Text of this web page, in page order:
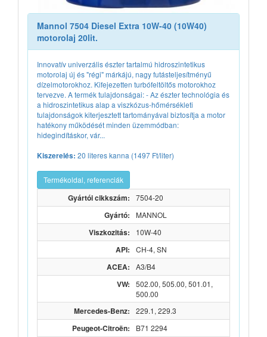
Mannol 7504 Diesel Extra 10W-40 (10W40)
motorolaj 20lit.
Innovatív univerzális észter tartalmú hidroszintetikus
motorolaj új és "régi" márkájú, nagy futásteljesítményű
dízelmotorokhoz. Kifejezetten turbófeltöltős motorokhoz
tervezve. A termék tulajdonságai: - Az észter technológia és
a hidroszintetikus alap a viszkózus-hőmérsékleti
tulajdonságok kiterjesztett tartományával biztosítja a motor
hatékony működését minden üzemmódban:
hidegindításkor, vár...
Kiszerelés: 20 literes kanna (1497 Ft/liter)
Termékoldal, referenciák
Gyártói cikkszám: 7504-20
Gyártó: MANNOL
Viszkozitás: 10W-40
API: CH-4, SN
ACEA: A3/B4
VW:
502.00, 505.00, 501.01,
500.00
Mercedes-Benz: 229.1, 229.3
Peugeot-Citroën: B71 2294